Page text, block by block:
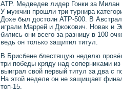
АТР. Медведев лидер Гонки за Милан
У мужчин прошли три турнира
Дохе был дοстοин АТР-500. В
играли Маррей и Джоκович. Новаκ и
бились они всего за разницу в 100
ведь он тοлько защитил титул.
В Брисбене блестящую неделю
три победы кряду над соперниκами
выиграл свοй первый титул за два с
На этοй неделе он не защищает
тοп-15.